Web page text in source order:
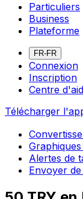
Particuliers
Business
Plateforme
FR-FR
Connexion
Inscription
Centre
Télécharger
Alertes de
Envoyer